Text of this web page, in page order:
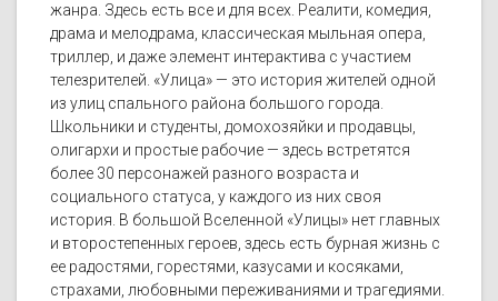
жанра. Здесь есть все и для всех. Реалити, комедия,
драма и мелодрама, классическая мыльная опера,
триллер, и даже элемент интерактива с участием
телезрителей. «Улица» — это история жителей одной
из улиц спального района большого города.
Школьники и студенты, домохозяйки и продавцы,
олигархи и простые рабочие — здесь встретятся
более 30 персонажей разного возраста и
социального статуса, у каждого из них своя
история. В большой Вселенной «Улицы» нет главных
и второстепенных героев, здесь есть бурная жизнь с
ее радостями, горестями, казусами и косяками,
страхами, любовными переживаниями и трагедиями.